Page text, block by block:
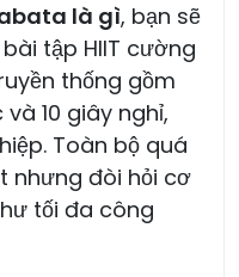
là gì, bạn sẽ
tập HIIT cường
thống gồm
10 giây nghỉ,
Toàn bộ quá
nhưng đòi hỏi cơ
tối đa công